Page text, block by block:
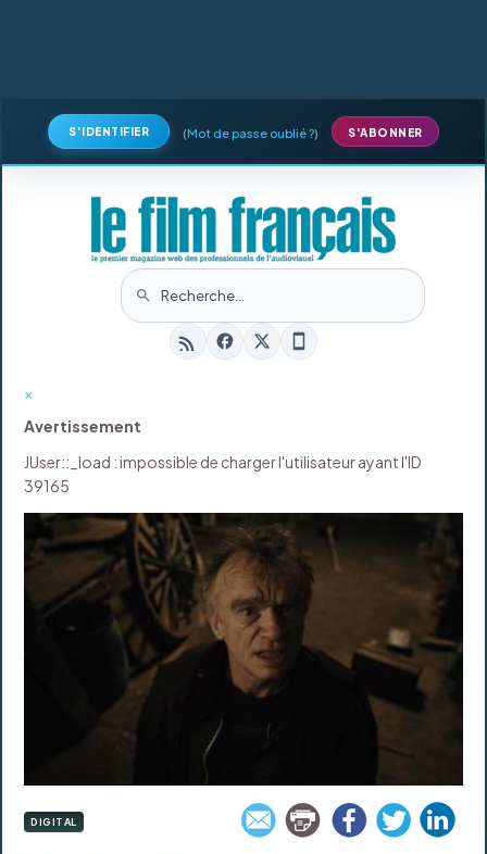
S'IDENTIFIER (Mot de passe oublié ?) S'ABONNER
×
Avertissement
JUser::_load : impossible de charger l'utilisateur ayant l'ID
39165
DIGITAL